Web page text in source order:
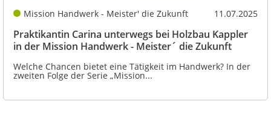
Mission Handwerk - Meister' die Zukunft 11.07.2025
Praktikantin Carina unterwegs bei Holzbau Kappler
in der Mission Handwerk - Meister´ die Zukunft
Welche Chancen bietet eine Tätigkeit im Handwerk? In der
zweiten Folge der Serie „Mission...